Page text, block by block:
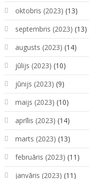
oktobris (2023) (13)
septembris (2023) (13)
augusts (2023) (14)
jūlijs (2023) (10)
jūnijs (2023) (9)
maijs (2023) (10)
aprīlis (2023) (14)
marts (2023) (13)
februāris (2023) (11)
janvāris (2023) (11)